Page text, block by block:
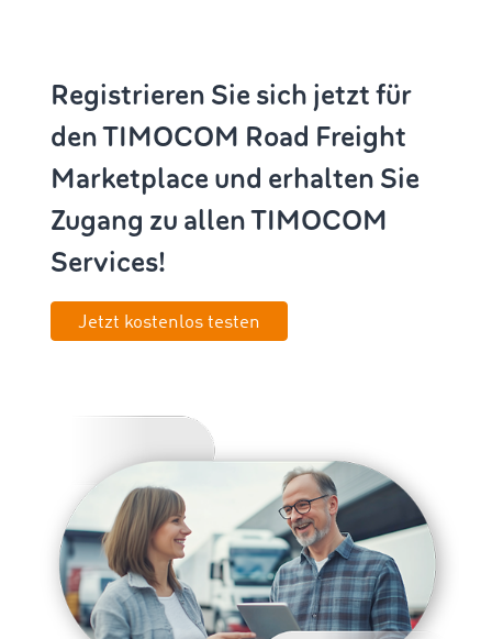
Registrieren Sie sich jetzt für
den TIMOCOM Road Freight
Marketplace und erhalten Sie
Zugang zu allen TIMOCOM
Services!
Jetzt kostenlos testen